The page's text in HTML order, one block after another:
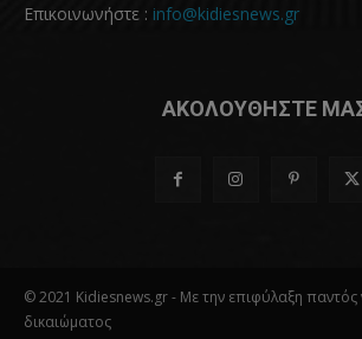
Επικοινωνήστε : info@kidiesnews.gr
ΑΚΟΛΟΥΘΗΣΤΕ
© 2021 Kidiesnews.gr - Με την επιφύλαξη παντός
δικαιώματος